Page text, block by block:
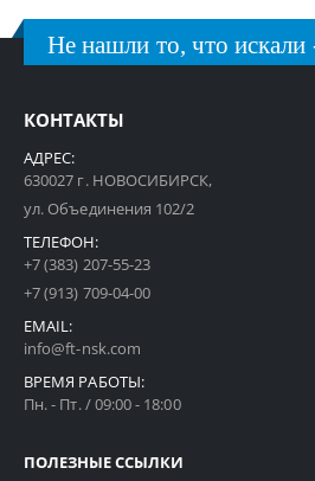
Не нашли то, что искали
КОНТАКТЫ
АДРЕС:
630027 г. НОВОСИБИРСК,
ул. Объединения 102/2
ТЕЛЕФОН:
+7 (383) 207-55-23
+7 (913) 709-04-00
EMAIL:
info@ft-nsk.com
ВРЕМЯ РАБОТЫ:
Пн. - Пт. / 09:00 - 18:00
ПОЛЕЗНЫЕ ССЫЛКИ